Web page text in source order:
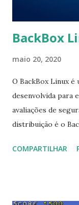
BackBox
maio 20, 2020
O BackBox Linux é
desenvolvida para
avaliações de
distribuição é o
agora apresenta a
COMPARTILHAR